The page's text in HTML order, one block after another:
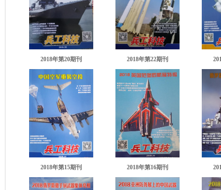
2018年第20期刊 2018年第22期刊
2018年第15期刊 2018年第16期刊